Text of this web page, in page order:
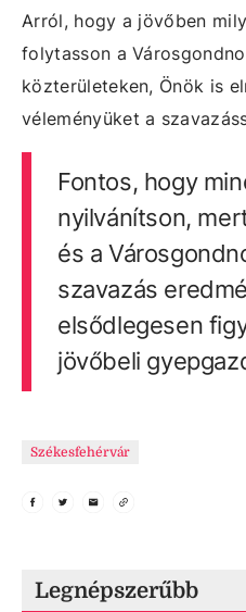
Arról, hogy a jövőben
folytasson a
közterületeken, Önök is
véleményüket a
Fontos, hogy
nyilvánítson,
és a
szavazás
elsődlegesen
jövőbeli
Székesfehérvár
Legnépszerűbb